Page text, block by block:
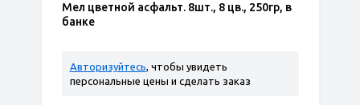
Мел цветной асфальт. 8шт., 8 цв., 250гр, в
банке
Авторизуйтесь, чтобы увидеть
персональные цены и сделать заказ